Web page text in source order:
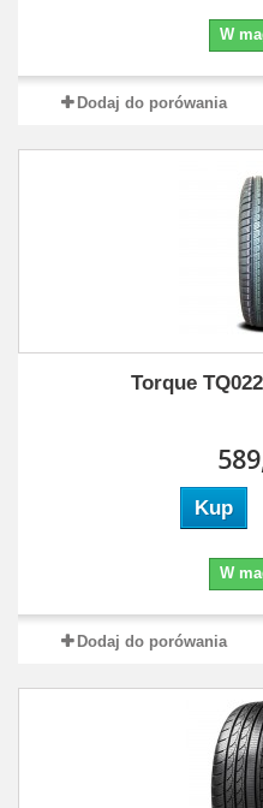
W
Dodaj do porówania
Torque
Kup
W
Dodaj do porówania